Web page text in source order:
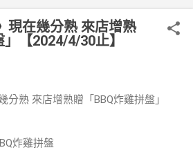
現在幾分熟 來店增熟
【2024/4/30止】
分熟 來店增熟贈「BBQ炸雞拼盤」
炸雞拼盤